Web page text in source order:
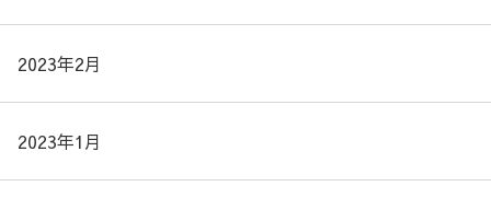
2023年2月
2023年1月